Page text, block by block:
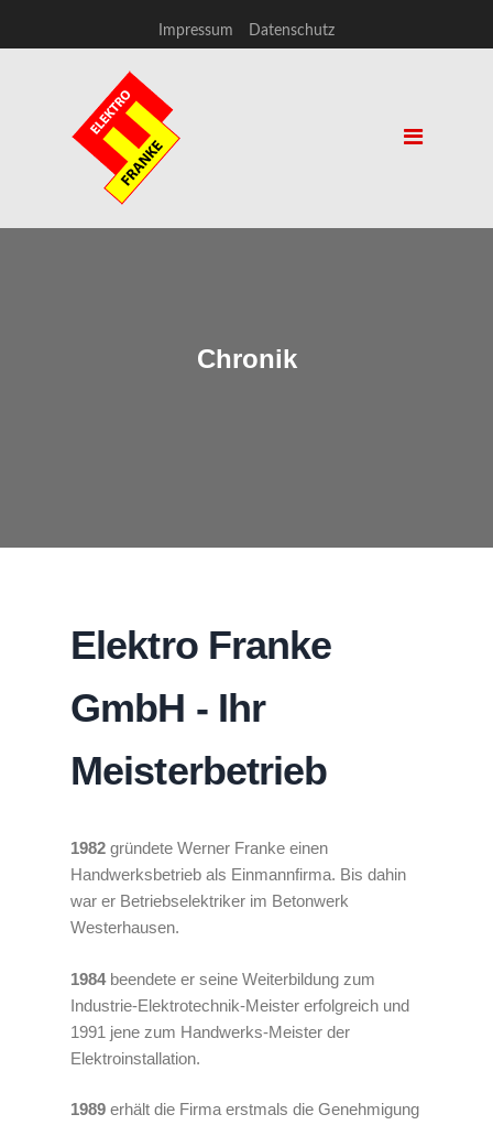
Impressum Datenschutz
Chronik
Elektro Franke
GmbH - Ihr
Meisterbetrieb
1982 gründete Werner Franke einen
Handwerksbetrieb als Einmannfirma. Bis dahin
war er Betriebselektriker im Betonwerk
Westerhausen.
1984beendete er seine Weiterbildung zum
Industrie-Elektrotechnik-Meister erfolgreich und
1991 jene zum Handwerks-Meister der
Elektroinstallation.
1989 erhält die Firma erstmals die Genehmigung